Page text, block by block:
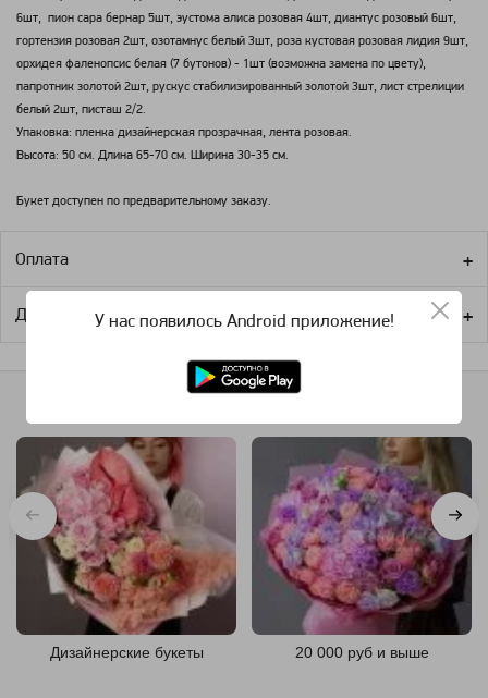
6шт, пион сара бернар 5шт, эустома алиса розовая 4шт, диантус розовый 6шт,
гортензия розовая 2шт, озотамнус белый 3шт, роза кустовая розовая лидия 9шт,
орхидея фаленопсис белая (7 бутонов) - 1шт (возможна замена по цвету),
папротник золотой 2шт, рускус стабилизированный золотой 3шт, лист стрелиции
белый 2шт, писташ 2/2.
Упаковка: пленка дизайнерская прозрачная, лента розовая.
Высота: 50 см. Длина 65-70 см. Ширина 30-35 см.
Букет доступен по предварительному заказу.
Оплата
Доставка
Дизайнерские букеты 20 000 руб и выше
У нас появилось Android приложение!